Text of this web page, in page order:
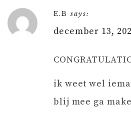
E.B says:
december 13,
ik weet wel
blij mee ga